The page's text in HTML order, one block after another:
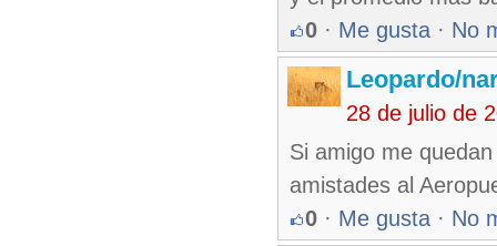
0 · Me gusta · No
Leopardo/
28 de julio de
Si amigo me
amistades al
0 · Me gusta · No